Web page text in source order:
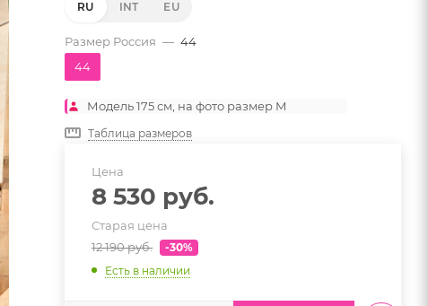
RU INT EU
Размер Россия — 44
44
Модель 175 см, на фото размер M
Таблица размеров
Цена
8 530 руб.
Старая цена
12 190руб.
-30%
Есть в наличии